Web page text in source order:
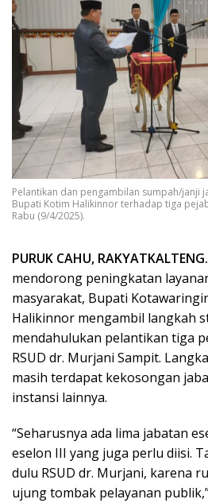
Pelantikan dan pengambilan sumpah/janji
Bupati Kotim Halikinnor terhadap tiga
Rabu (9/4/2025).
PURUK CAHU,
mendorong peningkatan
masyarakat, Bupati
Halikinnor mengambil langkah
mendahulukan pelantikan tiga
RSUD dr. Murjani Sampit.
masih terdapat kekosongan
instansi lainnya.
“Seharusnya ada lima jabatan
eselon III yang juga perlu diisi.
dulu RSUD dr. Murjani, karena
ujung tombak pelayanan